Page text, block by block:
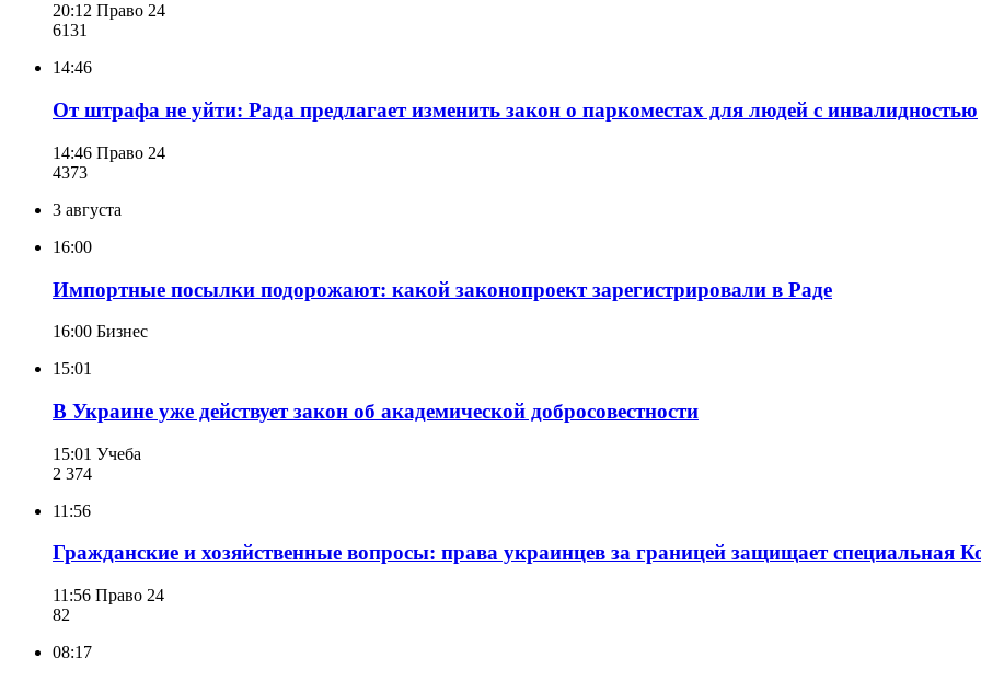
20:12 Право 24
6131
14:46
От штрафа не уйти: Рада предлагает изменить закон о паркоместах для людей с инвалидностью
14:46 Право 24
4373
3 августа
16:00
Импортные посылки подорожают: какой законопроект зарегистрировали в Раде
16:00 Бизнес
15:01
В Украине уже действует закон об академической добросовестности
15:01 Учеба
2 374
11:56
Гражданские и хозяйственные вопросы: права украинцев за границей защищает специальная
11:56 Право 24
82
08:17